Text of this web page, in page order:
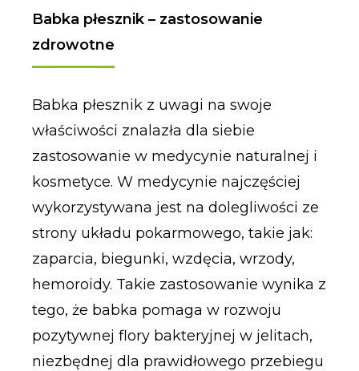
Babka płesznik – zastosowanie
zdrowotne
Babka płesznik z uwagi na swoje
właściwości znalazła dla siebie
zastosowanie w medycynie naturalnej i
kosmetyce. W medycynie najczęściej
wykorzystywana jest na dolegliwości ze
strony układu pokarmowego, takie jak:
zaparcia, biegunki, wzdęcia, wrzody,
hemoroidy. Takie zastosowanie wynika z
tego, że babka pomaga w rozwoju
pozytywnej flory bakteryjnej w jelitach,
niezbędnej dla prawidłowego przebiegu